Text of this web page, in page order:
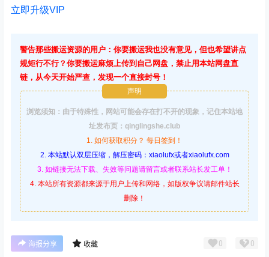
立即升级VIP
警告那些搬运资源的用户：你要搬运我也没有意见，但也希望讲点
规矩行不行？你要搬运麻烦上传到自己网盘，禁止用本站网盘直
链，从今天开始严查，发现一个直接封号！
声明
浏览须知：由于特殊性，网站可能会存在打不开的现象，记住本站地
址发布页：qinglingshe.club
1. 如何获取积分？ 每日签到！
2. 本站默认双层压缩，解压密码：xiaolufx或者xiaolufx.com
3. 如链接无法下载、失效等问题请留言或者联系站长发工单！
4. 本站所有资源都来源于用户上传和网络，如版权争议请邮件站长
删除！
海报分享 收藏 0 0